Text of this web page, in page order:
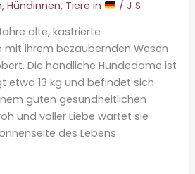
,Hündinnen, Tiere in /J S
alte, kastrierte
mit ihrem bezaubernden Wesen
Die handliche Hundedame ist
etwa 13 kg und befindet sich
guten gesundheitlichen
und voller Liebe wartet sie
des Lebens